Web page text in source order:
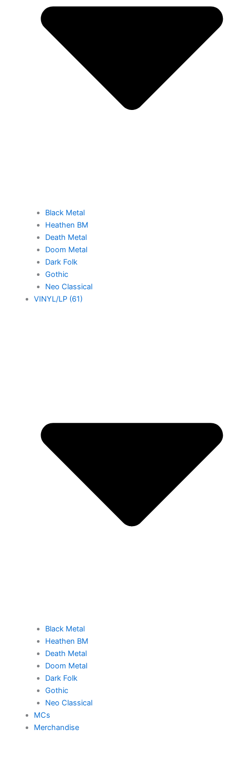
Black Metal
Heathen BM
Death Metal
Doom Metal
Dark Folk
Gothic
Neo Classical
VINYL/LP (61)
Black Metal
Heathen BM
Death Metal
Doom Metal
Dark Folk
Gothic
Neo Classical
MCs
Merchandise